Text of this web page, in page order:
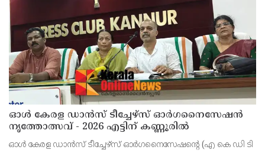
കോട്ടക്കുളങ്ങരയിലെ ഹോളോബ്രിക
ഓൾ കേരള ഡാൻസ് ടീച്ചേഴ്സ് ഓർഗനൈസേഷൻ
നൃത്തോത്സവ് - 2026 എട്ടിന് കണ്ണൂരിൽ
ഓൾ കേരള ഡാൻസ് ടീച്ചേഴ്സ് ഓർഗനൈസേഷൻ്റെ (എ കെ ഡി ടി